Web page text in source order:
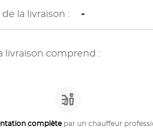
la livraison : -
livraison comprend :
complètepar un chauffeur